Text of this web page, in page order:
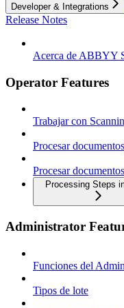
Developer & Integrations
Release Notes
Acerca de ABBYY
Operator Features
Trabajar con
Procesar documentos
Procesar
Processing Steps
Administrator
Funciones del
Tipos de lote